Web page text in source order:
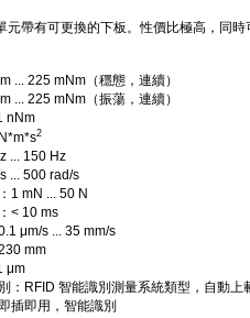
元帶有可更換的下板。性價比極高，同時
... 225 mNm（穩態，連續）
... 225 mNm（振蕩，連續）
nNm
2
... 150 Hz
... 500 rad/s
1 mN ... 50 N
< 10 ms
μm/s ... 35 mm/s
mm
μm
：RFID 智能識別測量系統類型，自動
插即用，智能識別